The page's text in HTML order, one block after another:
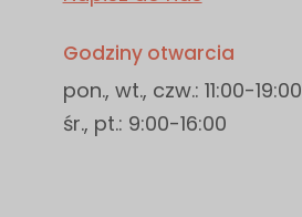
Godziny otwarcia
pon., wt., czw.: 11:00-19:00
śr., pt.: 9:00-16:00